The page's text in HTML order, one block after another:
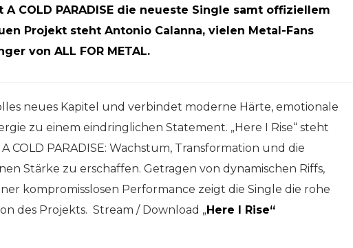
A COLD PARADISE die neueste Single samt offiziellem
Projekt steht Antonio Calanna, vielen Metal-Fans
von ALL FOR METAL.
neues Kapitel und verbindet moderne Härte, emotionale
zu einem eindringlichen Statement. „Here I Rise“ steht
COLD PARADISE: Wachstum, Transformation und die
Stärke zu erschaffen. Getragen von dynamischen Riffs,
kompromisslosen Performance zeigt die Single die rohe
des Projekts. Stream / Download „Here I Rise“